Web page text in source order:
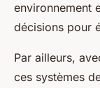
environnement
décisions pour
Par ailleurs,
ces systèmes